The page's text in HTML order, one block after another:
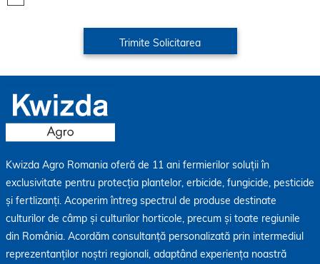
Kwizda Agro Romania oferă de 11 ani fermierilor soluții în
exclusivitate pentru protecția plantelor, erbicide, fungicide, pesticide
și fertlizanți. Acoperim întreg spectrul de produse destinate
culturilor de câmp și culturilor horticole, precum și toate regiunile
din România. Acordăm consultanță personalizată prin intermediul
reprezentanților noștri regionali, adaptând experiența noastră